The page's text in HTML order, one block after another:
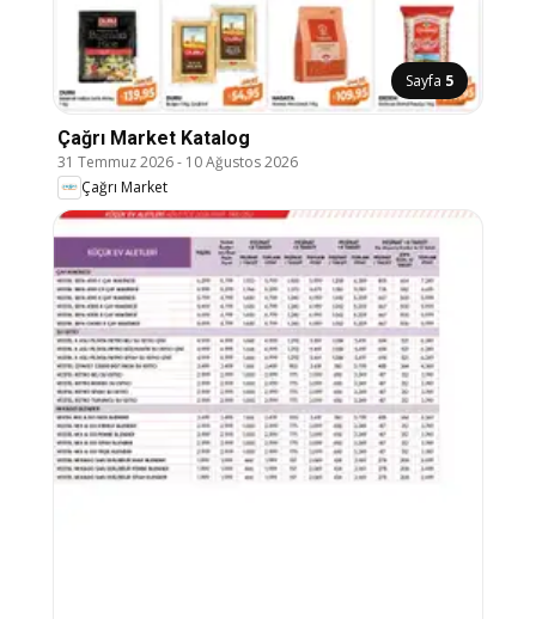
Sayfa 5
Çağrı Market Katalog
31 Temmuz 2026- 10 Ağustos 2026
Çağrı Market